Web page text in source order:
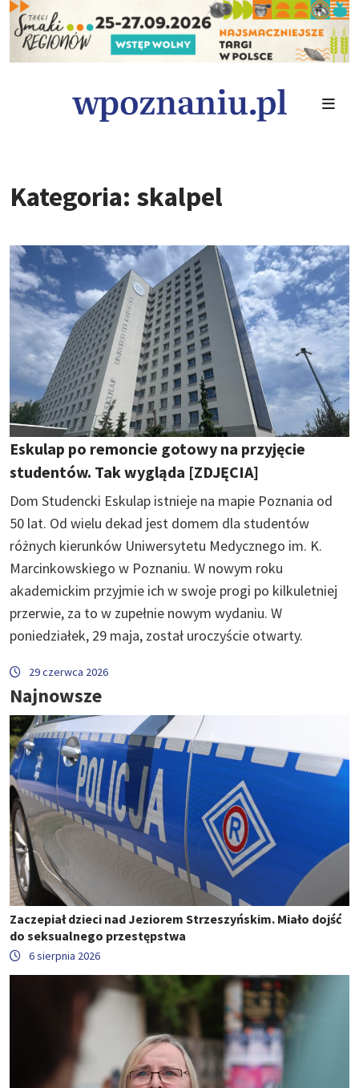
Kategoria: skalpel
Eskulap po remoncie gotowy na przyjęcie
studentów. Tak wygląda [ZDJĘCIA]
Dom Studencki Eskulap istnieje na mapie Poznania od
50 lat. Od wielu dekad jest domem dla studentów
różnych kierunków Uniwersytetu Medycznego im. K.
Marcinkowskiego w Poznaniu. W nowym roku
akademickim przyjmie ich w swoje progi po kilkuletniej
przerwie, za to w zupełnie nowym wydaniu. W
poniedziałek, 29 maja, został uroczyście otwarty.
29 czerwca 2026
Najnowsze
Zaczepiał dzieci nad Jeziorem Strzeszyńskim. Miało dojść
do seksualnego przestępstwa
6 sierpnia 2026